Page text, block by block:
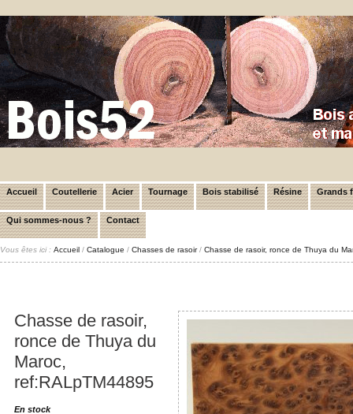
Accueil Coutellerie Acier Tournage Bois stabilisé Résine Grands
Qui sommes-nous ? Contact
Vous êtes ici : Accueil / Catalogue / Chasses de rasoir/ Chasse de rasoir, ronce de Thuya du
Chasse de rasoir,
ronce de Thuya du
Maroc,
ref:RALpTM44895
En stock